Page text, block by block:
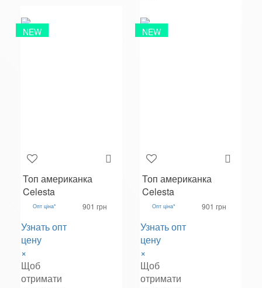
NEW
Топ американка
Celesta
Опт ціна*
Узнать опт
цену
×
Щоб
отримати
901 грн
NEW
Топ американка
Celesta
Опт ціна*
Узнать опт
цену
×
Щоб
отримати
901 грн